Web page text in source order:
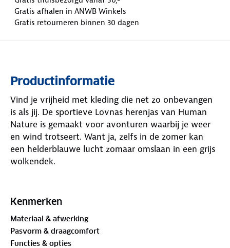
Gratis afhalen in ANWB Winkels
Gratis retourneren binnen 30 dagen
Productinformatie
Vind je vrijheid met kleding die net zo onbevangen
is als jij. De sportieve Lovnas herenjas van Human
Nature is gemaakt voor avonturen waarbij je weer
en wind trotseert. Want ja, zelfs in de zomer kan
een helderblauwe lucht zomaar omslaan in een grijs
wolkendek.
ademend. Getapete naden en een stevige YKK-rits
capuchon is verstelbaar, net als de manchetten,
zoom en taille. DePrimaLoft®-voering
Kenmerken
Materiaal & afwerking
Pasvorm & draagcomfort
Functies & opties